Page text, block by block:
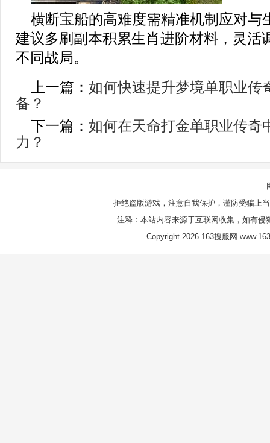
横断宝船的高难度需精准机制应对与
建议多刷副本积累生肖进阶材料，灵活
不同战局。
上一篇： 如何快速提升梦境单职业传
备？
下一篇： 如何在天命打金单职业传奇
力？
拒绝盗版游戏，注意自我保护，谨防受骗上
注释：本站内容来源于互联网收集，如有
Copyright 2026 163搜服网